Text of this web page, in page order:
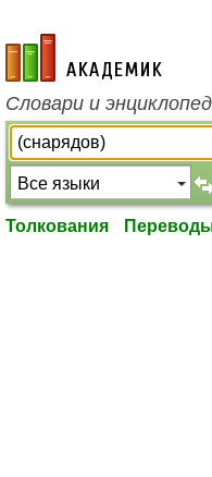
academic.ru
Словари и
Толкования